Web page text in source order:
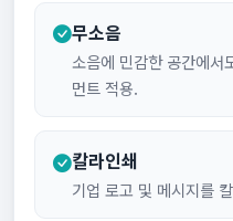
무소음
소음에 민감한 공간에서
먼트 적용.
칼라인쇄
기업 로고 및 메시지를